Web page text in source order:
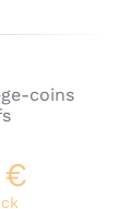
En
coins